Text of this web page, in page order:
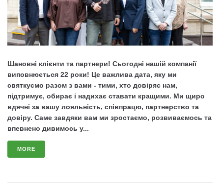
Шановні клієнти та партнери! Сьогодні нашій компанії
виповнюється 22 роки! Це важлива дата, яку ми
святкуємо разом з вами - тими, хто довіряє нам,
підтримує, обирає і надихає ставати кращими. Ми щиро
вдячні за вашу лояльність, співпрацю, партнерство та
довіру. Саме завдяки вам ми зростаємо, розвиваємось та
впевнено дивимось у...
MORE